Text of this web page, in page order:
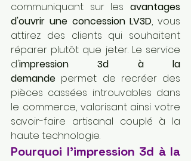
communiquant sur les avantages
d'ouvrir une concession LV3D, vous
attirez des clients qui souhaitent
réparer plutôt que jeter. Le service
d'impression 3d à la
demande permet de recréer des
pièces cassées introuvables dans
le commerce, valorisant ainsi votre
savoir-faire artisanal couplé à la
haute technologie.
Pourquoi l'impression 3d à la